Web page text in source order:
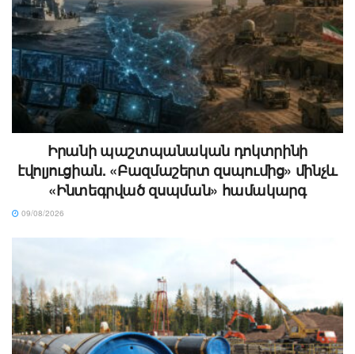
Իրանի պաշտպանական դոկտրինի
էվոլյուցիան. «Բազմաշերտ զսպումից» մինչև
«Ինտեգրված զսպման» համակարգ
09/08/2026